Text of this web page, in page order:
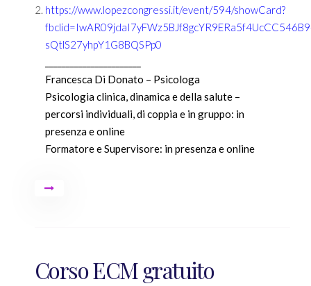
https://www.lopezcongressi.it/event/594/showCard?
sQtlS27yhpY1G8BQSPp0
Francesca Di Donato – Psicologa
Psicologia clinica, dinamica e della salute –
percorsi individuali, di coppia e in gruppo: in
presenza e online
Formatore e Supervisore: in presenza e online
Corso ECM gratuito